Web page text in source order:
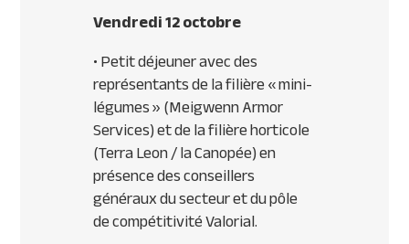
Vendredi 12 octobre
• Petit déjeuner avec des
représentants de la filière « mini-
légumes » (Meigwenn Armor
Services) et de la filière horticole
(Terra Leon / la Canopée) en
présence des conseillers
généraux du secteur et du pôle
de compétitivité Valorial.